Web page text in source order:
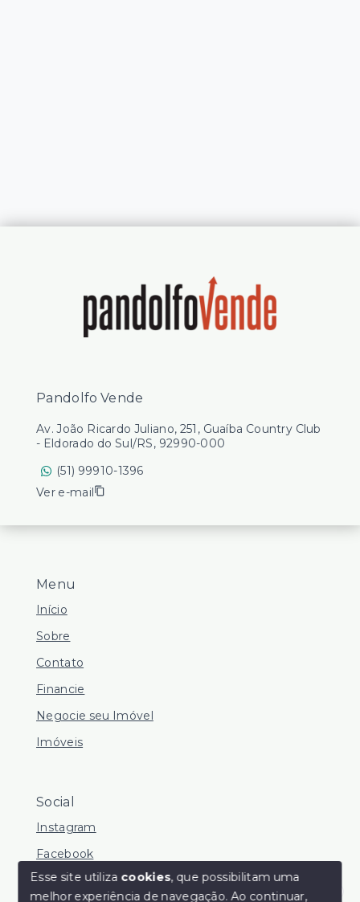
Menu
Início
Sobre
Contato
Financie
Negocie seu Imóvel
Imóveis
Social
Instagram
Facebook
Pandolfo Vende
Av. João Ricardo Juliano, 251, Guaíba Country Club
- Eldorado do Sul/RS, 92990-000
(51) 99910-1396
Ver e-mail
Esse site utiliza cookies, que possibilitam uma
melhor experiência de navegação.Ao continuar,